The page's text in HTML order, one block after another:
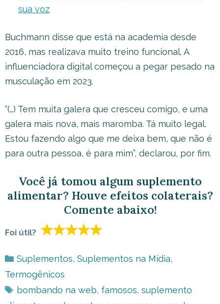
sua voz
Buchmann disse que está na academia desde
2016, mas realizava muito treino funcional. A
influenciadora digital começou a pegar pesado na
musculação em 2023.
“(…) Tem muita galera que cresceu comigo, e uma
galera mais nova, mais maromba. Tá muito legal.
Estou fazendo algo que me deixa bem, que não é
para outra pessoa, é para mim”, declarou, por fim.
Você já tomou algum suplemento
alimentar? Houve efeitos colaterais?
Comente abaixo!
Foi útil?
Categorias
Suplementos, Suplementos na Mídia,
Termogênicos
Tags
bombando na web, famosos, suplemento